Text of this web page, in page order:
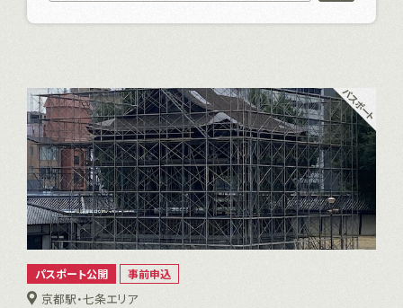
パスポート公開 事前申込
京都駅・七条エリア